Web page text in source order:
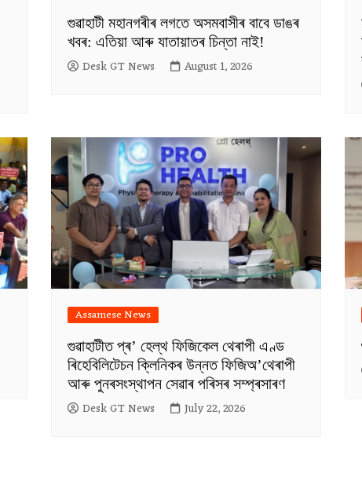
গুৱাহাটী মহানগৰীৰ লগতে অসমবাসীৰ বাবে ডাঙৰ
খবৰ: এতিয়া আৰু যাতায়াতৰ চিন্তা নাই!
Desk GT News August 1, 2026
Assamese News
গুৱাহাটীত প্ৰ’ হেল্থ ফিজিকেল থেৰাপী এণ্ড
ৰিহেবিলিটেচন ক্লিনিকৰ উন্নত ফিজিঅ’থেৰাপী
আৰু পুনৰসংস্থাপন সেৱাৰ পৰিসৰ সম্প্ৰসাৰণ
Desk GT News July 22, 2026